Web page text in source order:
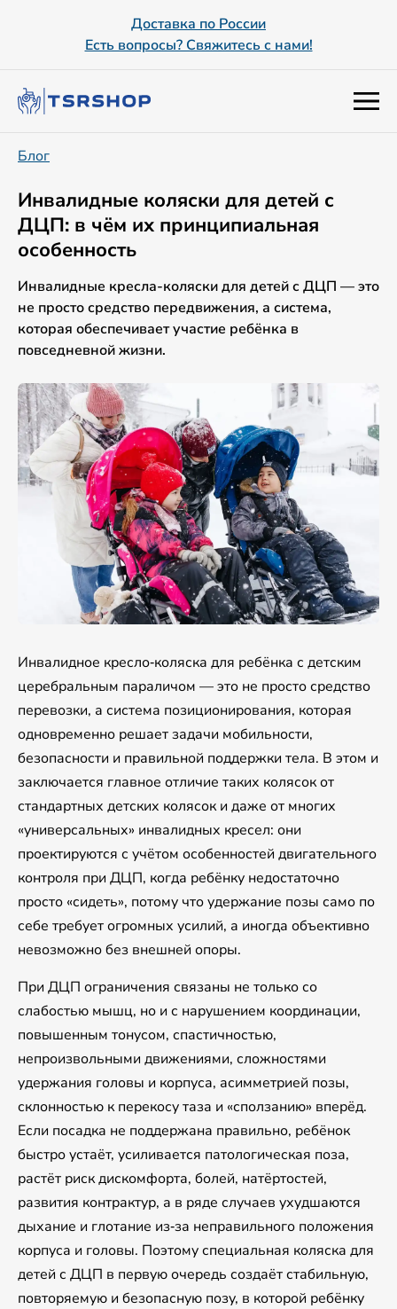
Доставка по России
Есть вопросы? Свяжитесь с нами!
Блог
Инвалидные коляски для детей с
ДЦП: в чём их принципиальная
особенность
Инвалидные кресла-коляски для детей с ДЦП — это
не просто средство передвижения, а система,
которая обеспечивает участие ребёнка в
повседневной жизни.
Инвалидное кресло‑коляска для ребёнка с детским
церебральным параличом — это не просто средство
перевозки, а система позиционирования, которая
одновременно решает задачи мобильности,
безопасности и правильной поддержки тела. В этом и
заключается главное отличие таких колясок от
стандартных детских колясок и даже от многих
«универсальных» инвалидных кресел: они
проектируются с учётом особенностей двигательного
контроля при ДЦП, когда ребёнку недостаточно
просто «сидеть», потому что удержание позы само по
себе требует огромных усилий, а иногда объективно
невозможно без внешней опоры.
При ДЦП ограничения связаны не только со
слабостью мышц, но и с нарушением координации,
повышенным тонусом, спастичностью,
непроизвольными движениями, сложностями
удержания головы и корпуса, асимметрией позы,
склонностью к перекосу таза и «сползанию» вперёд.
Если посадка не поддержана правильно, ребёнок
быстро устаёт, усиливается патологическая поза,
растёт риск дискомфорта, болей, натёртостей,
развития контрактур, а в ряде случаев ухудшаются
дыхание и глотание из‑за неправильного положения
корпуса и головы. Поэтому специальная коляска для
детей с ДЦП в первую очередь создаёт стабильную,
повторяемую и безопасную позу, в которой ребёнку